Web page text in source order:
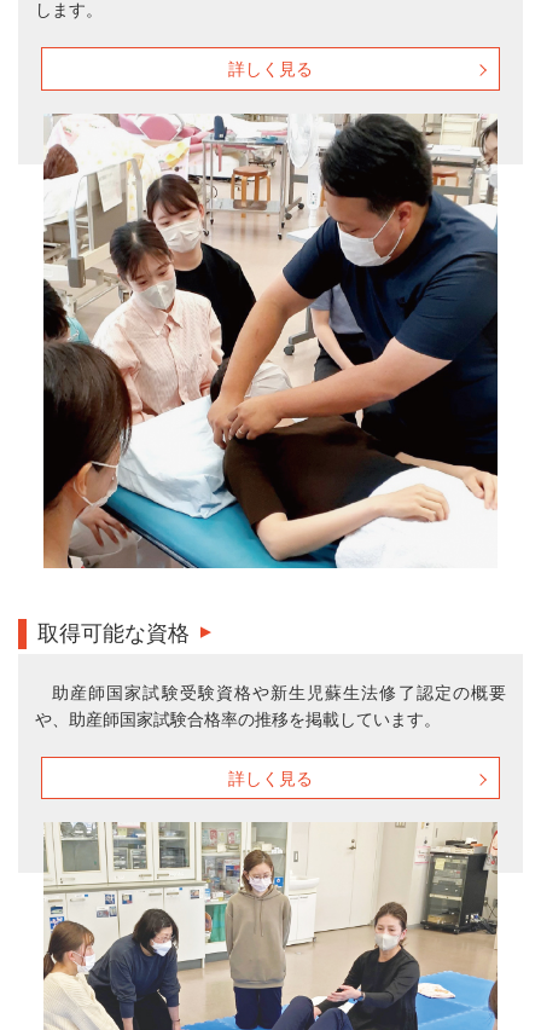
します。
詳しく見る
取得可能な資格
助産師国家試験受験資格や新生児蘇生法修了認定の概要
や、助産師国家試験合格率の推移を掲載しています。
詳しく見る